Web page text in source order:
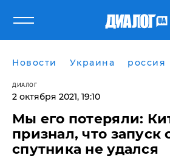
Новости Украина россия
ДИАЛОГ
2 октября 2021, 19:10
Мы его потеряли:
признал, что запуск
спутника не удался